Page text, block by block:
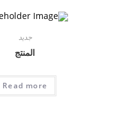
جديد
المنتج
Read more